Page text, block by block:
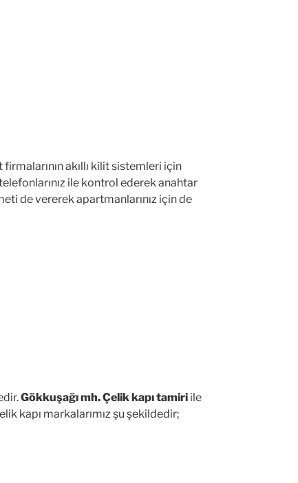
akıllı kilit sistemleri için
ile kontrol ederek anahtar
de vererek apartmanlarınız için de
Gökkuşağı mh. Çelik kapı tamiri ile
kapı markalarımız şu şekildedir;